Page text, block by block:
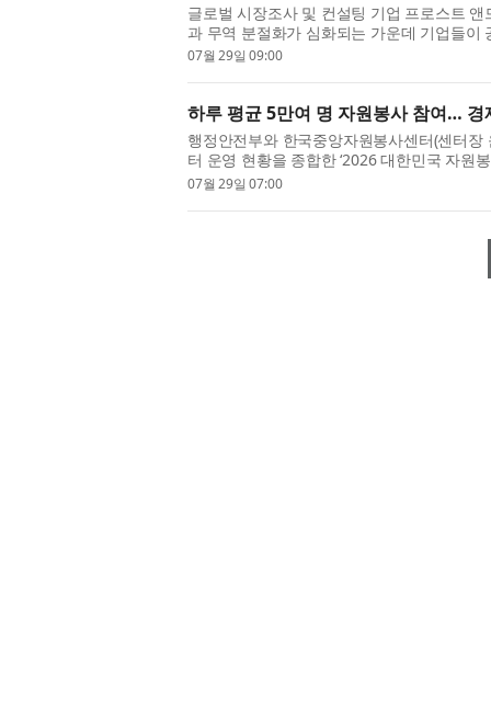
글로벌 시장조사 및 컨설팅 기업 프로스트
과 무역 분절화가 심화되는 가운데 기업들이
가능한 성장을 이어가기 위해 고려해야 할
07월 29일 09:00
하루 평균 5만여 명 자원봉사 참여…
행정안전부와 한국중앙자원봉사센터(센터
터 운영 현황을 종합한 ‘2026 대한민국 자원
초 자원봉사센터가 협력해 데이터를 최신화
07월 29일 07:00